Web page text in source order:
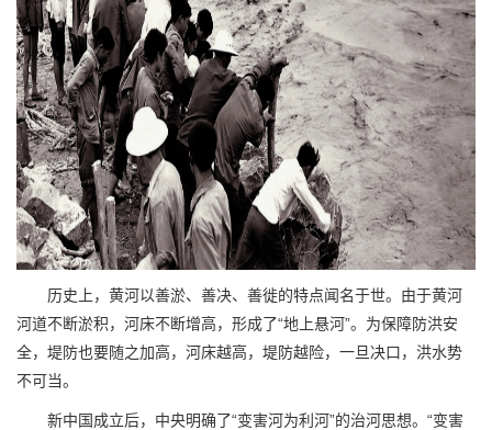
历史上，黄河以善淤、善决、善徙的特点闻名于世。由于黄河
河道不断淤积，河床不断增高，形成了“地上悬河”。为保障防洪安
全，堤防也要随之加高，河床越高，堤防越险，一旦决口，洪水势
不可当。
新中国成立后，中央明确了“变害河为利河”的治河思想。“变害